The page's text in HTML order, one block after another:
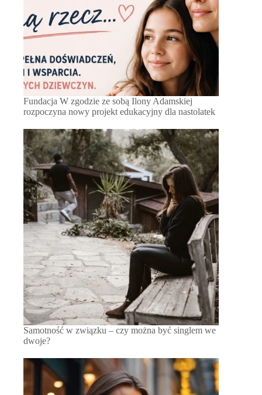
Fundacja W zgodzie ze sobą Ilony Adamskiej
rozpoczyna nowy projekt edukacyjny dla nastolatek
Samotność w związku – czy można być singlem we
dwoje?